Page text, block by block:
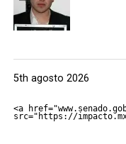
5th agosto 2026
<a
src="https://